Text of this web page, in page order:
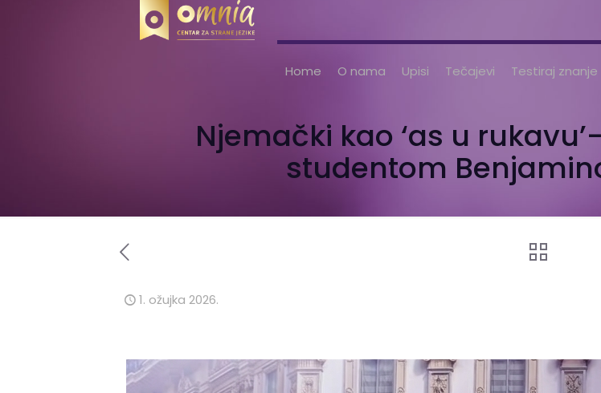
Home O nama Upisi Tečajevi Testiraj znanje
Njemački kao ‘as u
studentom
1. ožujka 2026.